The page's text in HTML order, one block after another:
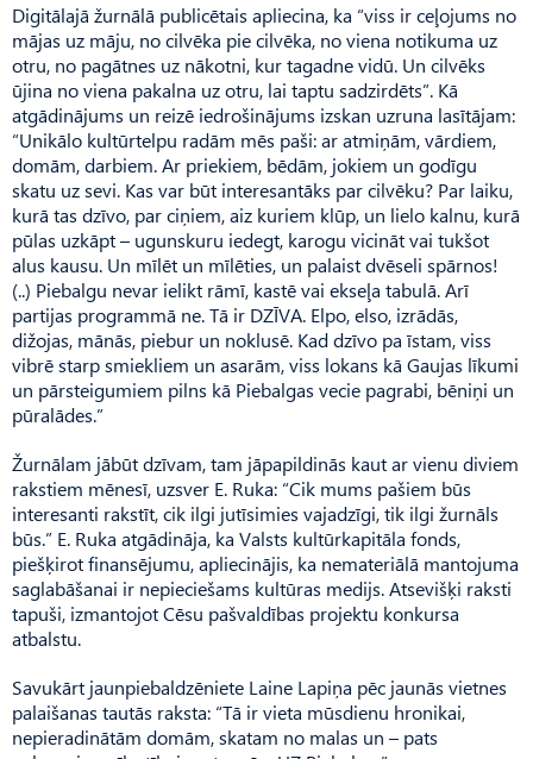
Digitālajā žurnālā publicētais apliecina, ka “viss ir ceļojums no
mājas uz māju, no cilvēka pie cilvēka, no viena notikuma uz
otru, no pagātnes uz nākotni, kur tagadne vidū. Un cilvēks
ūjina no viena pakalna uz otru, lai taptu sadzirdēts”. Kā
atgādinājums un reizē iedrošinājums izskan uzruna lasītājam:
“Unikālo kultūrtelpu radām mēs paši: ar atmiņām, vārdiem,
domām, darbiem. Ar priekiem, bēdām, jokiem un godīgu
skatu uz sevi. Kas var būt interesantāks par cilvēku? Par laiku,
kurā tas dzīvo, par ciņiem, aiz kuriem klūp, un lielo kalnu, kurā
pūlas uzkāpt – ugunskuru iedegt, karogu vicināt vai tukšot
alus kausu. Un mīlēt un mīlēties, un palaist dvēseli spārnos!
(..) Piebalgu nevar ielikt rāmī, kastē vai ekseļa tabulā. Arī
partijas programmā ne. Tā ir DZĪVA. Elpo, elso, izrādās,
dižojas, mānās, piebur un noklusē. Kad dzīvo pa īstam, viss
vibrē starp smiekliem un asarām, viss lokans kā Gaujas līkumi
un pārsteigumiem pilns kā Piebalgas vecie pagrabi, bēniņi un
pūralādes.”
Žurnālam jābūt dzīvam, tam jāpapildinās kaut ar vienu diviem
rakstiem mēnesī, uzsver E. Ruka: “Cik mums pašiem būs
interesanti rakstīt, cik ilgi jutīsimies vajadzīgi, tik ilgi žurnāls
būs.” E. Ruka atgādināja, ka Valsts kultūrkapitāla fonds,
piešķirot finansējumu, apliecinājis, ka nemateriālā mantojuma
saglabāšanai ir nepieciešams kultūras medijs. Atsevišķi raksti
tapuši, izmantojot Cēsu pašvaldības projektu konkursa
atbalstu.
Savukārt jaunpiebaldzēniete Laine Lapiņa pēc jaunās vietnes
palaišanas tautās raksta: “Tā ir vieta mūsdienu hronikai,
nepieradinātām domām, skatam no malas un – pats